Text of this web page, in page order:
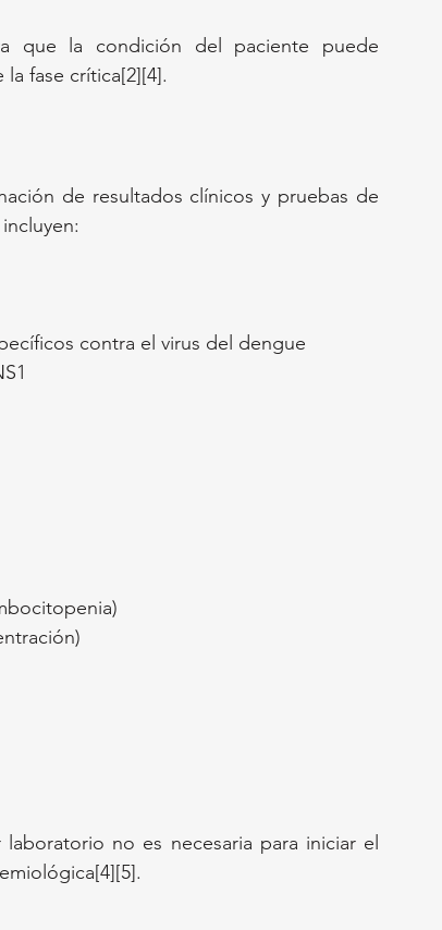
que la condición del paciente puede
fase crítica[2][4].
de resultados clínicos y pruebas de
contra el virus del dengue
no es necesaria para iniciar el